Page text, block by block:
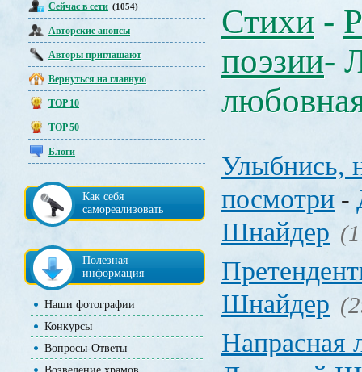
Сейчас в сети (1054)
Авторские анонсы
Авторы приглашают
Вернуться на главную
TOP 10
TOP 50
Блоги
Как себя
самореализовать
Полезная
информация
Наши фотографии
Конкурсы
Вопросы-Ответы
Стихи -
поэзии-
Улыбнись,
посмотри -
Шнайдер
Шнайдер
Напрасная